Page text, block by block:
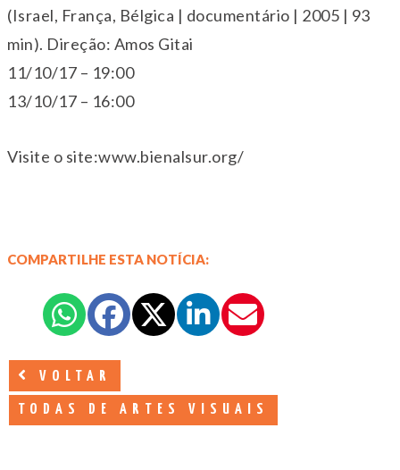
(Israel, França, Bélgica | documentário | 2005 | 93
min). Direção: Amos Gitai
11/10/17 – 19:00
13/10/17 – 16:00
Visite o site:www.bienalsur.org/
COMPARTILHE ESTA NOTÍCIA:
VOLTAR
TODAS DE ARTES VISUAIS